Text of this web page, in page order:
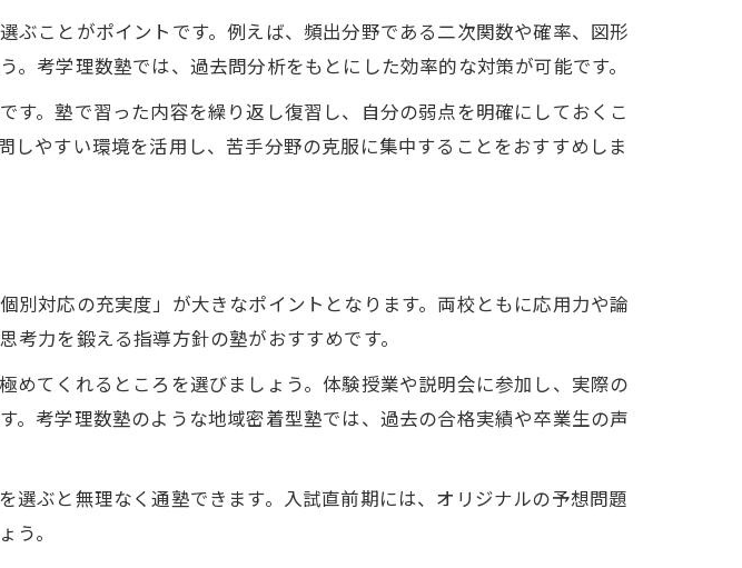
と合格可能性の関連性
習戦略の進め方
した数学成績アップ術
る数学学習戦略とは
力向上の実例集
格した高校生の実例
た塾利用の成功体験
学習プロセスを紹介
校生の学習法とは
ことがポイントです。例えば、頻出分野である二次関数や確率、図形
考学理数塾では、過去問分析をもとにした効率的な対策が可能です。
。塾で習った内容を繰り返し復習し、自分の弱点を明確にしておくこ
やすい環境を活用し、苦手分野の克服に集中することをおすすめしま
対応の充実度」が大きなポイントとなります。両校ともに応用力や論
力を鍛える指導方針の塾がおすすめです。
てくれるところを選びましょう。体験授業や説明会に参加し、実際の
考学理数塾のような地域密着型塾では、過去の合格実績や卒業生の声
ぶと無理なく通塾できます。入試直前期には、オリジナルの予想問題
。